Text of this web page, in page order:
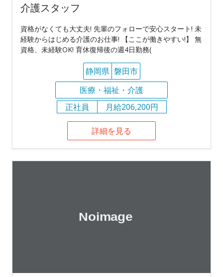
介護スタッフ
資格がなくても大丈夫! 先輩のフォローで安心スタート! 未
経験からはじめる介護のお仕事! 【ここが働きやすい!】 無
資格、未経験OK! 育休復帰後の週4日勤務(
静岡県 磐田市
医療・福祉・介護
正社員
月給206,200円
詳細を見る